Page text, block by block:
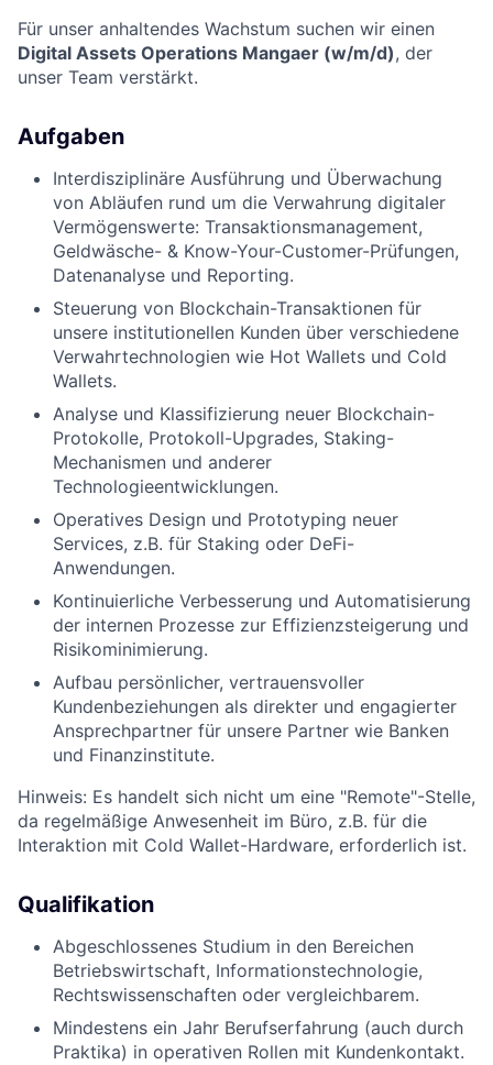
Für unser anhaltendes Wachstum suchen wir einen
Digital Assets Operations Mangaer (w/m/d), der
unser Team verstärkt.
Aufgaben
Interdisziplinäre Ausführung und Überwachung
von Abläufen rund um die Verwahrung digitaler
Vermögenswerte: Transaktionsmanagement,
Geldwäsche- & Know-Your-Customer-Prüfungen,
Datenanalyse und Reporting.
Steuerung von Blockchain-Transaktionen für
unsere institutionellen Kunden über verschiedene
Verwahrtechnologien wie Hot Wallets und Cold
Wallets.
Analyse und Klassifizierung neuer Blockchain-
Protokolle, Protokoll-Upgrades, Staking-
Mechanismen und anderer
Technologieentwicklungen.
Operatives Design und Prototyping neuer
Services, z.B. für Staking oder DeFi-
Anwendungen.
Kontinuierliche Verbesserung und Automatisierung
der internen Prozesse zur Effizienzsteigerung und
Risikominimierung.
Aufbau persönlicher, vertrauensvoller
Kundenbeziehungen als direkter und engagierter
Ansprechpartner für unsere Partner wie Banken
und Finanzinstitute.
Hinweis: Es handelt sich nicht um eine "Remote"-Stelle,
da regelmäßige Anwesenheit im Büro, z.B. für die
Interaktion mit Cold Wallet-Hardware, erforderlich ist.
Qualifikation
Abgeschlossenes Studium in den Bereichen
Betriebswirtschaft, Informationstechnologie,
Rechtswissenschaften oder vergleichbarem.
Mindestens ein Jahr Berufserfahrung (auch durch
Praktika) in operativen Rollen mit Kundenkontakt.